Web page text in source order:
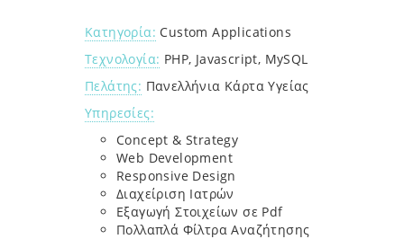
Κατηγορία: Custom Applications
Τεχνολογία: PHP, Javascript, MySQL
Πελάτης: Πανελλήνια Κάρτα Υγείας
Υπηρεσίες:
Concept & Strategy
Web Development
Responsive Design
Διαχείριση Ιατρών
Εξαγωγή Στοιχείων σε Pdf
Πολλαπλά Φίλτρα Αναζήτησης